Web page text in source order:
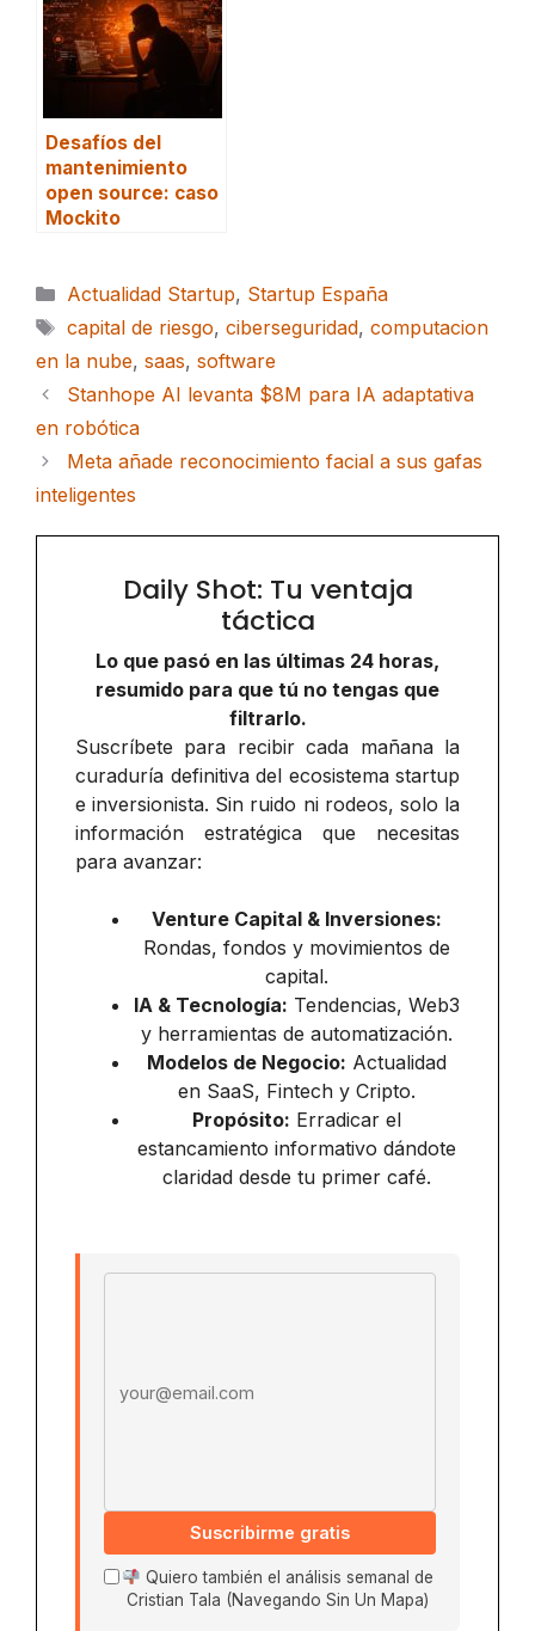
Desafíos del
mantenimiento
open source: caso
Mockito
Categorías
Actualidad Startup, Startup España
Etiquetas
capital de riesgo, ciberseguridad, computacion
en la nube, saas, software
Stanhope AI levanta $8M para IA adaptativa
en robótica
Meta añade reconocimiento facial a sus gafas
inteligentes
Daily Shot: Tu ventaja
táctica
Lo que pasó en las últimas 24 horas,
resumido para que tú no tengas que
filtrarlo.
Suscríbete para recibir cada mañana la
curaduría definitiva del ecosistema startup
e inversionista. Sin ruido ni rodeos, solo la
información estratégica que necesitas
para avanzar:
Venture Capital & Inversiones:
Rondas, fondos y movimientos de
capital.
IA & Tecnología: Tendencias, Web3
y herramientas de automatización.
Modelos de Negocio: Actualidad
en SaaS, Fintech y Cripto.
Propósito: Erradicar el
estancamiento informativo dándote
claridad desde tu primer café.
Suscribirme gratis
Quiero también el análisis semanal de
Cristian Tala (Navegando Sin Un Mapa)